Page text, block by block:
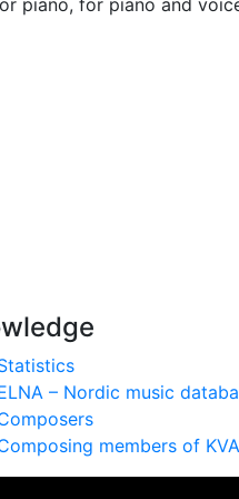
piano, for piano and
– Nordic music
members of